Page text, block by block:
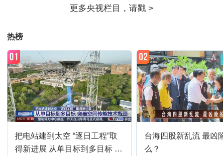
17:00 预约
17:15 新闻周刊 预约
18:00 新闻直播间 预约
18:15 新闻调查
热榜
把电站建到太空 “逐日工程”取
得新进展 从单目标到多目标 突
01
台海四股新乱流 最凶
么？
02